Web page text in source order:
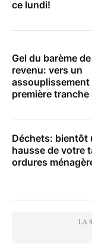
ce lundi!
Gel du barème
revenu: vers un
assouplissement
première tranche
Déchets: bientôt
hausse de votre
ordures